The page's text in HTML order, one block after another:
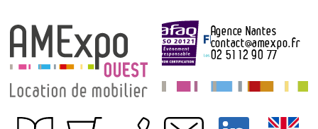
Agence Nantes
contact@amexpo.fr
02 51 12 90 77